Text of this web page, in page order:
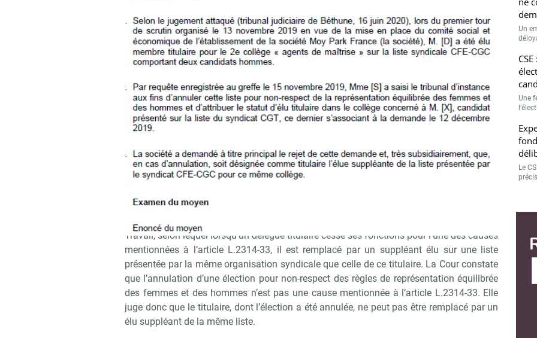
représentation équilibrée des femmes et des hommes, un salarié saisit le Tribunal afin
d’annuler la liste CFE-CGC. La société se joint à l’instance et demande qu’en cas
d’annulation, soit désignée comme titulaire l’élue suppléante de la liste présentée par le
syndicat CFE-CGC pour le même collège.
L’élection est annulée en application de l’article L. 2314-32, mais le juge dit n’y avoir pas
lieu à désigner un remplaçant pour occuper le siège de membre titulaire laissé vacant.
L’employeur conteste le jugement au motif que l’article L. 2314-37 organise le
remplacement du titulaire qui cesse ses fonctions par un délégué suppléant.
Le Tribunal fait droit à la demande du salarié et rejette celle de la société. Il constate
l’irrégularité de la liste de candidats du CFE-CGC, conduisant à l’annulation d’un élu
surnuméraire du sexe représenté. Il juge qu’il n’y a pas lieu à désigner un remplaçant
pour occuper le siège de membre titulaire.
Travail, selon lequel lorsqu’un délégué titulaire cesse ses fonctions pour l’une des causes
mentionnées à l’article L.2314-33, il est remplacé par un suppléant élu sur une liste
présentée par la même organisation syndicale que celle de ce titulaire. La Cour constate
que l’annulation d’une élection pour non-respect des règles de représentation équilibrée
des femmes et des hommes n’est pas une cause mentionnée à l’article L.2314-33. Elle
juge donc que le titulaire, dont l’élection a été annulée, ne peut pas être remplacé par un
élu suppléant de la même liste.
Un
Une
Le